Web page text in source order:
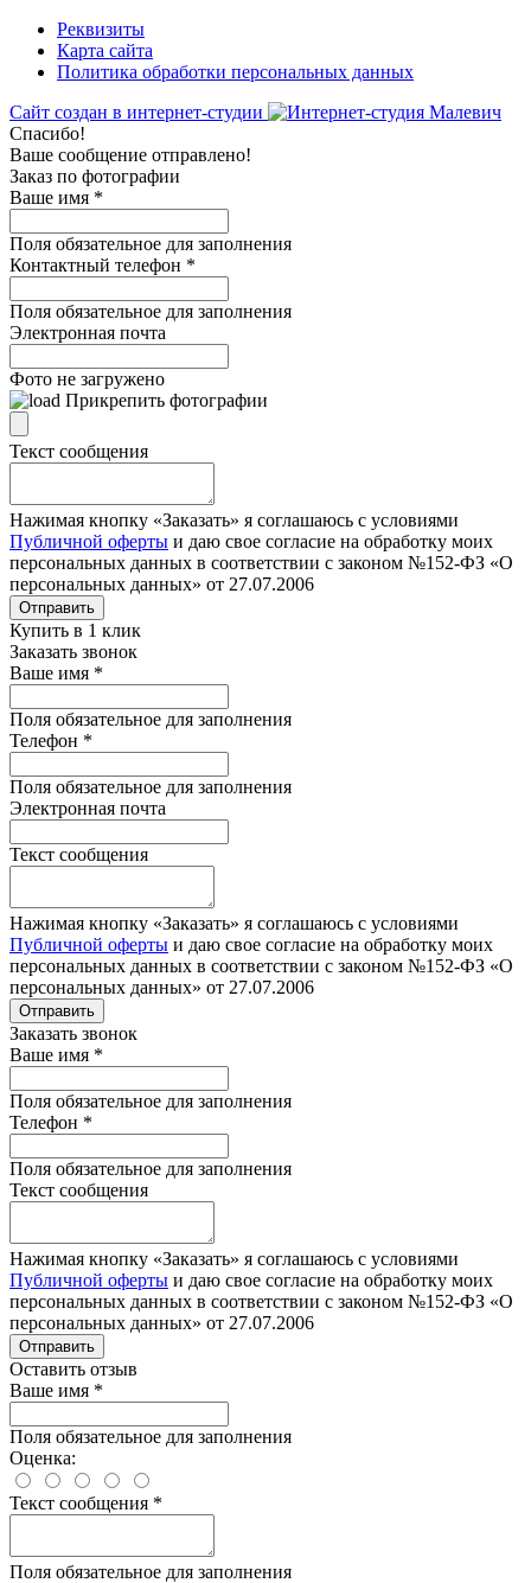
Реквизиты
Карта сайта
Политика обработки персональных данных
Сайт создан в интернет-студии
Спасибо!
Ваше сообщение отправлено!
Заказ по фотографии
Ваше имя *
Поля обязательное для заполнения
Контактный телефон *
Поля обязательное для заполнения
Электронная почта
Фото не загружено
Прикрепить фотографии
Текст сообщения
Нажимая кнопку «Заказать» я соглашаюсь с условиями
Публичной оферты и даю свое согласие на обработку моих
персональных данных в соответствии с законом №152-ФЗ «О
персональных данных» от 27.07.2006
Отправить
Купить в 1 клик
Заказать звонок
Ваше имя *
Поля обязательное для заполнения
Телефон *
Поля обязательное для заполнения
Электронная почта
Текст сообщения
Нажимая кнопку «Заказать» я соглашаюсь с условиями
Публичной оферты и даю свое согласие на обработку моих
персональных данных в соответствии с законом №152-ФЗ «О
персональных данных» от 27.07.2006
Отправить
Заказать звонок
Ваше имя *
Поля обязательное для заполнения
Телефон *
Поля обязательное для заполнения
Текст сообщения
Нажимая кнопку «Заказать» я соглашаюсь с условиями
Публичной оферты и даю свое согласие на обработку моих
персональных данных в соответствии с законом №152-ФЗ «О
персональных данных» от 27.07.2006
Отправить
Оставить отзыв
Ваше имя *
Поля обязательное для заполнения
Оценка:
Текст сообщения *
Поля обязательное для заполнения